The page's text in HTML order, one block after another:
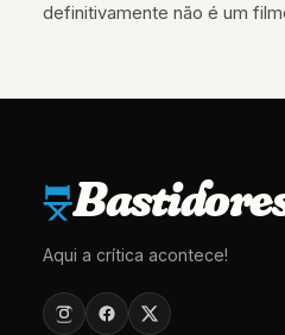
definitivamente não é um
Aqui a crítica acontece!